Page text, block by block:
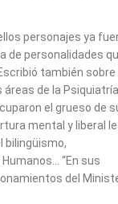
personajes ya
de personalidades
también sobre
de la
el grueso de
mental y liberal le
bilingüismo,
“En sus
del